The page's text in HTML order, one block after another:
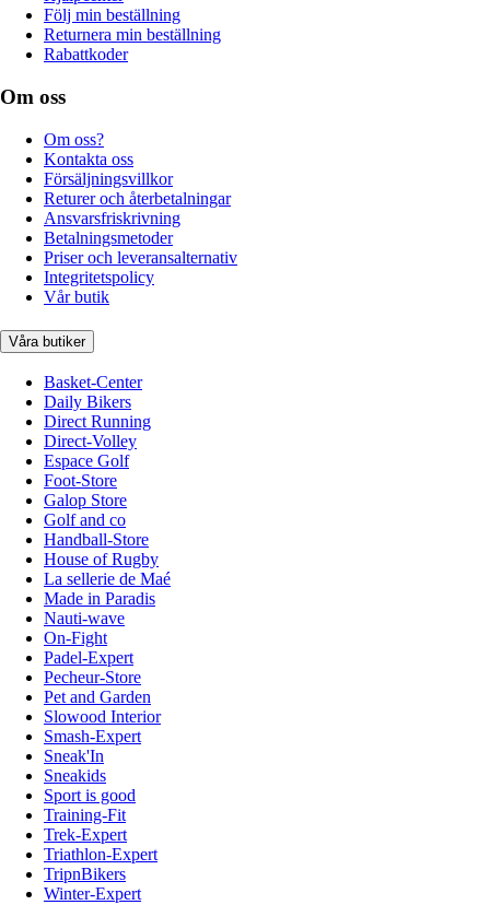
Följ min beställning
Returnera min beställning
Rabattkoder
Om oss
Om oss?
Kontakta oss
Försäljningsvillkor
Returer och återbetalningar
Ansvarsfriskrivning
Betalningsmetoder
Priser och leveransalternativ
Integritetspolicy
Vår butik
Våra butiker
Basket-Center
Daily Bikers
Direct Running
Direct-Volley
Espace Golf
Foot-Store
Galop Store
Golf and co
Handball-Store
House of Rugby
La sellerie de Maé
Made in Paradis
Nauti-wave
On-Fight
Padel-Expert
Pecheur-Store
Pet and Garden
Slowood Interior
Smash-Expert
Sneak'In
Sneakids
Sport is good
Training-Fit
Trek-Expert
Triathlon-Expert
TripnBikers
Winter-Expert